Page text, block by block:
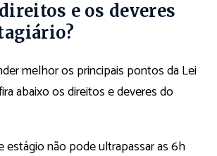
e os deveres
melhor os principais pontos da Lei
abaixo os direitos e deveres do
estágio não pode ultrapassar as 6h